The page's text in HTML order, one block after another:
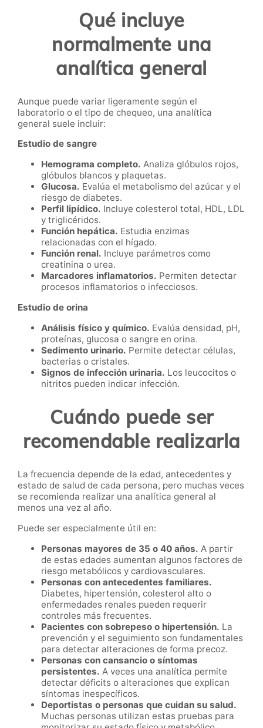
Qué incluye
normalmente una
analítica general
Aunque puede variar ligeramente según el
laboratorio o el tipo de chequeo, una analítica
general suele incluir:
Estudio de sangre
Hemograma completo. Analiza glóbulos rojos,
glóbulos blancos y plaquetas.
Glucosa. Evalúa el metabolismo del azúcar y el
riesgo de diabetes.
Perfil lipídico. Incluye colesterol total, HDL, LDL
y triglicéridos.
Función hepática. Estudia enzimas
relacionadas con el hígado.
Función renal. Incluye parámetros como
creatinina o urea.
Marcadores inflamatorios. Permiten detectar
procesos inflamatorios o infecciosos.
Estudio de orina
Análisis físico y químico. Evalúa densidad, pH,
proteínas, glucosa o sangre en orina.
Sedimento urinario. Permite detectar células,
bacterias o cristales.
Signos de infección urinaria. Los leucocitos o
nitritos pueden indicar infección.
Cuándo puede ser
recomendable realizarla
La frecuencia depende de la edad, antecedentes y
estado de salud de cada persona, pero muchas veces
se recomienda realizar una analítica general al
menos una vez al año.
Puede ser especialmente útil en:
Personas mayores de 35 o 40 años. A partir
de estas edades aumentan algunos factores de
riesgo metabólicos y cardiovasculares.
Personas con antecedentes familiares.
Diabetes, hipertensión, colesterol alto o
enfermedades renales pueden requerir
controles más frecuentes.
Pacientes con sobrepeso o hipertensión. La
prevención y el seguimiento son fundamentales
para detectar alteraciones de forma precoz.
Personas con cansancio o síntomas
persistentes. A veces una analítica permite
detectar déficits o alteraciones que explican
síntomas inespecíficos.
Deportistas o personas que cuidan su salud.
Muchas personas utilizan estas pruebas para